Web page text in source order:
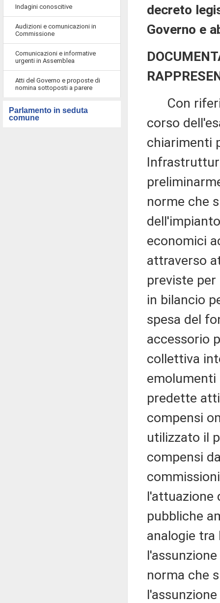
Indagini conoscitive
Audizioni e comunicazioni in
Commissione
Comunicazioni e informative
urgenti in Assemblea
Atti del Governo e proposte di
nomina sottoposti a parere
Parlamento in seduta
comune
decreto
Governo e
Con
corso
chiarimenti
norme che
economici
attraverso
previste
in bilancio
spesa del
accessorio
collettiva
predette
compensi
utilizzato il
compensi
l'attuazione
pubbliche
analogie
norma che